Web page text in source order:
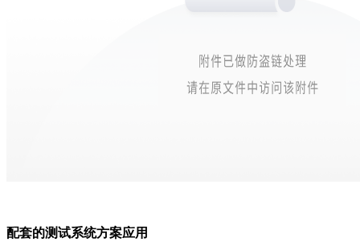
配套的测试系统方案应用